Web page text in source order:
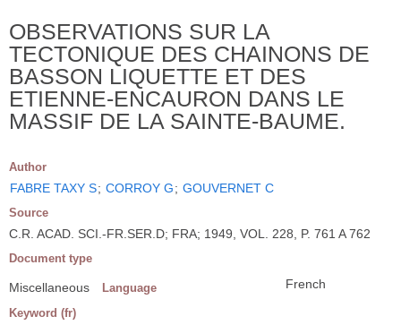
OBSERVATIONS SUR LA
TECTONIQUE DES CHAINONS DE
BASSON LIQUETTE ET DES
ETIENNE-ENCAURON DANS LE
MASSIF DE LA SAINTE-BAUME.
Author
FABRE TAXY S; CORROY G; GOUVERNET C
Source
C.R. ACAD. SCI.-FR.SER.D; FRA; 1949, VOL. 228, P. 761 A 762
Document type
Miscellaneous Language French
Keyword (fr)